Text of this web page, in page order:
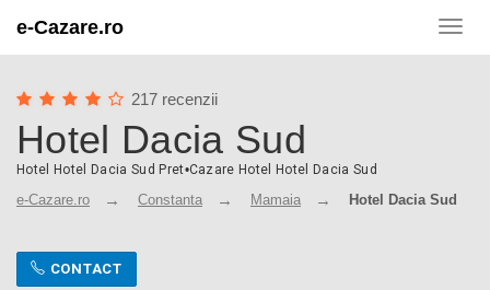
e-Cazare.ro
217 recenzii
Hotel Dacia Sud
Hotel Hotel Dacia Sud Pret•Cazare Hotel Hotel Dacia Sud
e-Cazare.ro Constanta Mamaia Hotel Dacia Sud
CONTACT